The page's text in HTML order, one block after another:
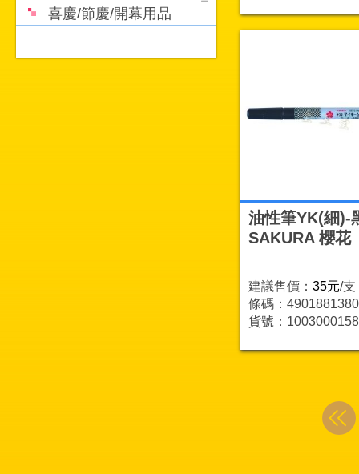
喜慶/節慶/開幕用品
油性筆YK(細)-
SAKURA 櫻花
建議售價： 35元/支
條碼：
貨號：1003000158